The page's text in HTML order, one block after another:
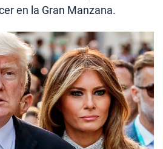
en la Gran Manzana.